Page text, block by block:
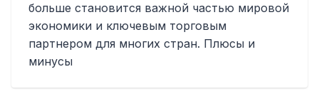
больше становится важной частью мировой
экономики и ключевым торговым
партнером для многих стран. Плюсы и
минусы